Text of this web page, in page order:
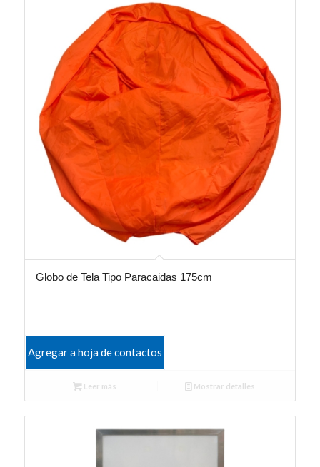
Globo de Tela Tipo Paracaidas 175cm
Agregar a hoja de contactos
Leer más Mostrar detalles